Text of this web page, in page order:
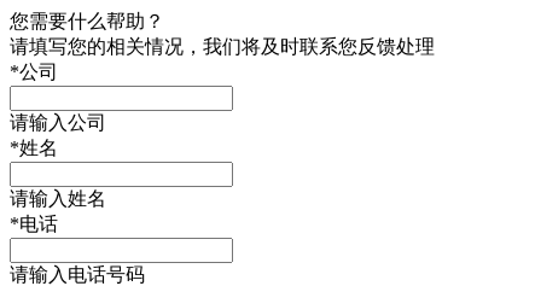
您需要什么帮助？
请填写您的相关情况，我们将及时联系您反馈处理
*公司
请输入公司
*姓名
请输入姓名
*电话
请输入电话号码